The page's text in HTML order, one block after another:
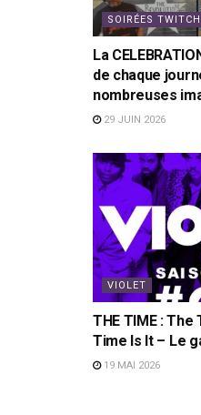
SOIRÉES TWITCH
La
de chaque
nombreuses
29 JUIN 2026
VIOLET
THE TIME : The
Time Is It – Le
19 MAI 2026